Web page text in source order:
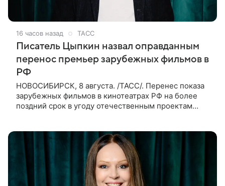
16 часов назад ТАСС
Писатель Цыпкин назвал оправданным
перенос премьер зарубежных фильмов в
РФ
НОВОСИБИРСК, 8 августа. /ТАСС/. Перенес показа
зарубежных фильмов в кинотеатрах РФ на более
поздний срок в угоду отечественным проектам